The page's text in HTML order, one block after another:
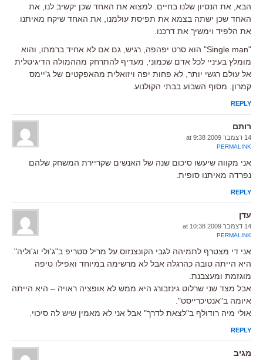
הבא, את הנסיון שלנו בחיים. למצוא את האחד שכן יקשיב לנו, את
האחד שכן ישתה בצמא את תפיסת עולמנו, את האחד שיקח מאיתנו
את הלפיד וימשיך את דרכנו.
"Single man" הוא סרט יפהפה, רגיש, גם אם לא אחיד ברמתו, והוא
מומלץ בעיניי לכל אדם שכמוני, מעדיף להתרחק מההמולה הדיגיטלית
אל עולם רגשי יותר, לא פחות יפה ויזואלית מהאפקטים של ג'יימס
קמרון. מסוף השבוע בבתי הקולנוע.
REPLY
רותם
14 דצמבר 2009 at 9:38
PERMALINK
אני מקווה שיעשו סיכום שנה של האנשים שקריירת המשחק שלהם
נפרדה מאיתנו סופית.
REPLY
עדן
14 דצמבר 2009 at 10:38
PERMALINK
אני די מצטרף לתמיהה לגבי הקונצנזוס על מריל סטריפ ב"ג'ולי וג'וליה".
היא הייתה טובה כהרגלה אבל לא מרשימה במיוחד ואפילו טיפה
מוגזמת ומעצבנת.
אבל מצד שני שרלוט גינזבורג היא ממש לא אופציה ראויה – היא הייתה
איומה ב"אנטיכרייסט".
אולי מיה רודולף ב"לצאת לדרך" אבל אני לא מאמין שיש לה סיכוי.
REPLY
מגיב